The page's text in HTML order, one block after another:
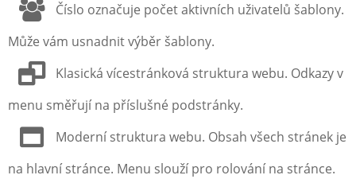
Číslo označuje počet aktivních uživatelů šablony.
Může vám usnadnit výběr šablony.
Klasická vícestránková struktura webu. Odkazy v
menu směřují na příslušné podstránky.
Moderní struktura webu. Obsah všech stránek je
na hlavní stránce. Menu slouží pro rolování na stránce.